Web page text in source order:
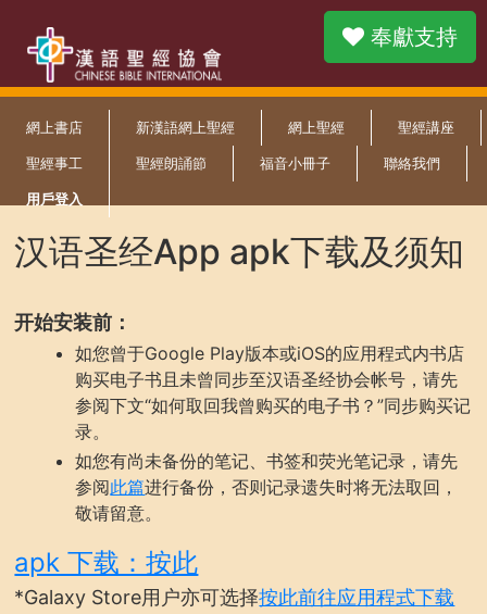
奉獻支持
網上書店 新漢語網上聖經 網上聖經 聖經講座
聖經事工 聖經朗誦節 福音小冊子 聯絡我們
用戶登入
汉语圣经App apk下载及须知
开始安装前：
如您曾于Google Play版本或iOS的应用程式内书店
购买电子书且未曾同步至汉语圣经协会帐号，请先
参阅下文“如何取回我曾购买的电子书？”同步购买记
录。
如您有尚未备份的笔记、书签和荧光笔记录，请先
参阅此篇进行备份，否则记录遗失时将无法取回，
敬请留意。
apk 下载：按此
*Galaxy Store用户亦可选择按此前往应用程式下载